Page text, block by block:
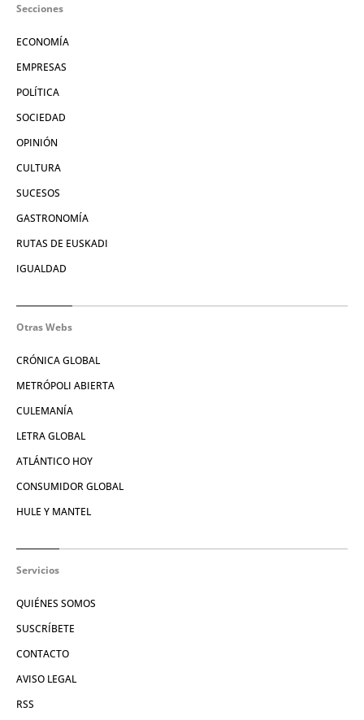
Secciones
ECONOMÍA
EMPRESAS
POLÍTICA
SOCIEDAD
OPINIÓN
CULTURA
SUCESOS
GASTRONOMÍA
RUTAS DE EUSKADI
IGUALDAD
Otras Webs
CRÓNICA GLOBAL
METRÓPOLI ABIERTA
CULEMANÍA
LETRA GLOBAL
ATLÁNTICO HOY
CONSUMIDOR GLOBAL
HULE Y MANTEL
Servicios
QUIÉNES SOMOS
SUSCRÍBETE
CONTACTO
AVISO LEGAL
RSS